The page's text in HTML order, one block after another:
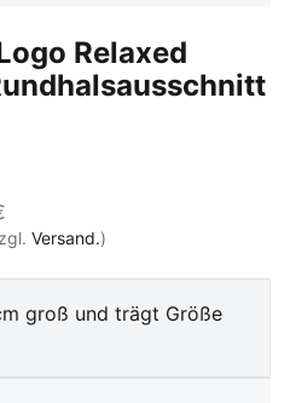
Relaxed
Versand.)
groß und trägt Größe